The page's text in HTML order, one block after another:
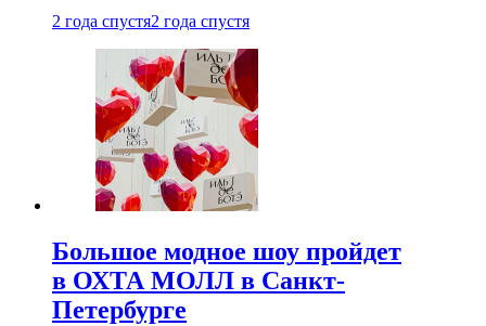
2 года спустя2 года спустя
Большое модное шоу пройдет
в ОХТА МОЛЛ в Санкт-
Петербурге